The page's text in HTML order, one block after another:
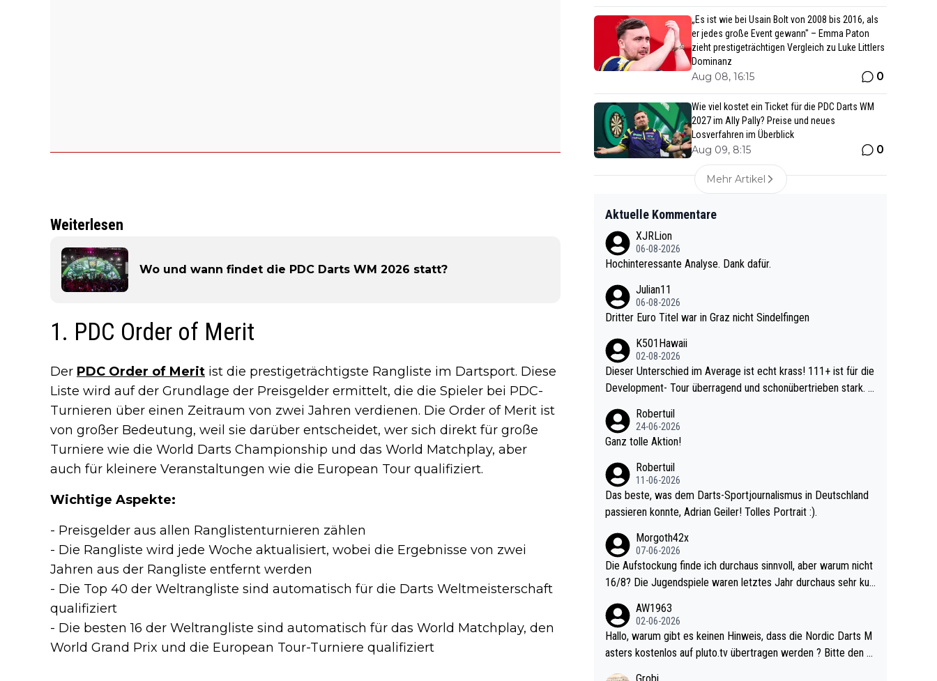
Weiterlesen
Wo und wann findet die PDC Darts WM 2026 statt?
1. PDC Order of Merit
Der PDC Order of Merit ist die prestigeträchtigste Rangliste im Dartsport. Diese
Liste wird auf der Grundlage der Preisgelder ermittelt, die die Spieler bei PDC-
Turnieren über einen Zeitraum von zwei Jahren verdienen. Die Order of Merit ist
von großer Bedeutung, weil sie darüber entscheidet, wer sich direkt für große
Turniere wie die World Darts Championship und das World Matchplay, aber
auch für kleinere Veranstaltungen wie die European Tour qualifiziert.
Wichtige Aspekte:
- Preisgelder aus allen Ranglistenturnieren zählen
- Die Rangliste wird jede Woche aktualisiert, wobei die Ergebnisse von zwei
Jahren aus der Rangliste entfernt werden
- Die Top 40 der Weltrangliste sind automatisch für die Darts Weltmeisterschaft
qualifiziert
- Die besten 16 der Weltrangliste sind automatisch für das World Matchplay, den
World Grand Prix und die European Tour-Turniere qualifiziert
„Es ist wie bei Usain Bolt von 2008 bis 2016, als
er jedes große Event gewann" – Emma Paton
zieht prestigeträchtigen Vergleich zu Luke Littlers
Dominanz
Aug 08, 16:15 0
Wie viel kostet ein Ticket für die PDC Darts WM
2027 im Ally Pally? Preise und neues
Losverfahren im Überblick
Aug 09, 8:15 0
Mehr Artikel
Aktuelle Kommentare
XJRLion
06-08-2026
Hochinteressante Analyse. Dank dafür.
Julian11
06-08-2026
Dritter Euro Titel war in Graz nicht Sindelfingen
K501Hawaii
02-08-2026
Dieser Unterschied im Average ist echt krass! 111+ ist für die
Development- Tour überragend und schonübertrieben stark. U
e mal 40+ erst recht. Da gewinnst keinen Blumentopf - ist ja n
och krasser wie ein Pokalspiel eines Kreisligisten vs einem Bu
Robertuil
24-06-2026
Ganz tolle Aktion!
Robertuil
11-06-2026
Das beste, was dem Darts-Sportjournalismus in Deutschland
passieren konnte, Adrian Geiler! Tolles Portrait :).
Morgoth42x
07-06-2026
Die Aufstockung finde ich durchaus sinnvoll, aber warum nicht
16/8? Die Jugendspiele waren letztes Jahr durchaus sehr kur
l. Allerdings ist Mitchell Lawrie als Nummer 1 der Welt eh quali
fiziert. Somit ändert die automatische Qualifikation des Weltm
eisters erstmal nichts. Ich denke sie wollen damit für nächste
AW1963
02-06-2026
Hallo, warum gibt es keinen Hinweis, dass die Nordic Darts M
asters kostenlos auf pluto.tv übertragen werden ? Bitte den A